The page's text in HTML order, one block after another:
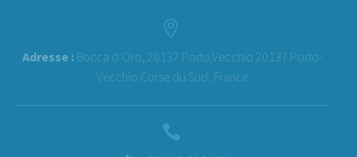


Adresse : Bocca d’Oro, 20137 Porto.Vecchio 20137 Porto-
Vecchio Corse du Sud, France

